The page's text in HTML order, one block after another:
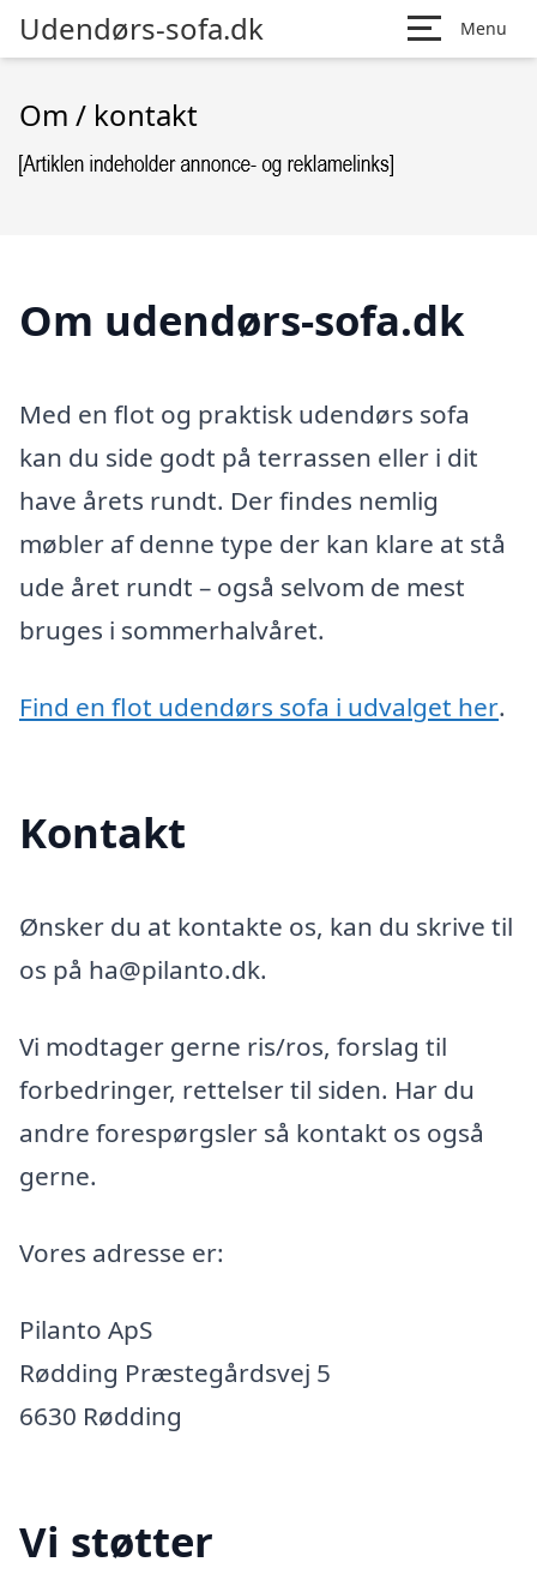
Udendørs-sofa.dk Menu
Om / kontakt
Om udendørs-sofa.dk
Med en flot og praktisk udendørs sofa
kan du side godt på terrassen eller i dit
have årets rundt. Der findes nemlig
møbler af denne type der kan klare at stå
ude året rundt – også selvom de mest
bruges i sommerhalvåret.
Find en flot udendørs sofa i udvalget her.
Kontakt
Ønsker du at kontakte os, kan du skrive til
os på ha@pilanto.dk.
Vi modtager gerne ris/ros, forslag til
forbedringer, rettelser til siden. Har du
andre forespørgsler så kontakt os også
gerne.
Vores adresse er:
Pilanto ApS
Rødding Præstegårdsvej 5
6630 Rødding
Vi støtter